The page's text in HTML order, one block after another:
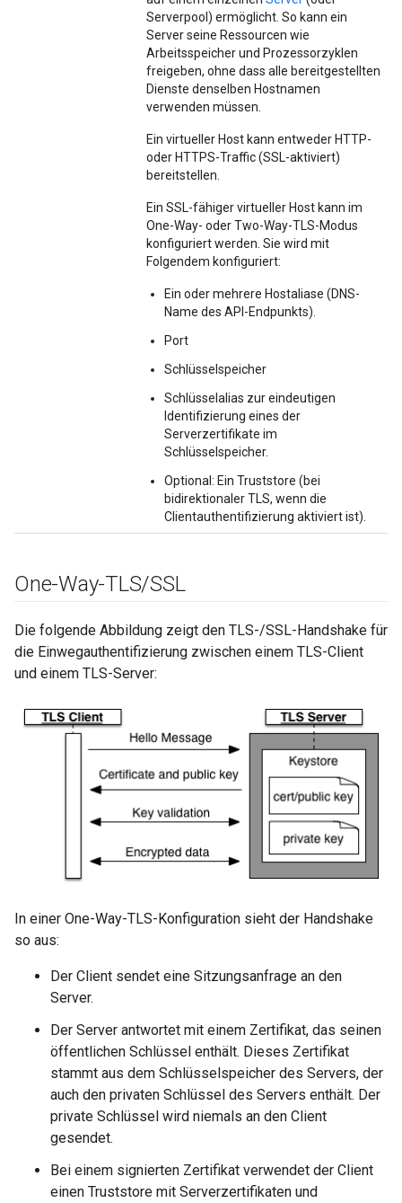
Serverpool) ermöglicht. So kann ein
Server seine Ressourcen wie
Arbeitsspeicher und Prozessorzyklen
freigeben, ohne dass alle bereitgestellten
Dienste denselben Hostnamen
verwenden müssen.
Ein virtueller Host kann entweder HTTP-
oder HTTPS-Traffic (SSL-aktiviert)
bereitstellen.
Ein SSL-fähiger virtueller Host kann im
One-Way- oder Two-Way-TLS-Modus
konfiguriert werden. Sie wird mit
Folgendem konfiguriert:
Ein oder mehrere Hostaliase (DNS-
Name des API-Endpunkts).
Port
Schlüsselspeicher
Schlüsselalias zur eindeutigen
Identifizierung eines der
Serverzertifikate im
Schlüsselspeicher.
Optional: Ein Truststore (bei
bidirektionaler TLS, wenn die
Clientauthentifizierung aktiviert ist).
One-Way-TLS/SSL
Die folgende Abbildung zeigt den TLS-/SSL-Handshake für
die Einwegauthentifizierung zwischen einem TLS-Client
und einem TLS-Server:
In einer One-Way-TLS-Konfiguration sieht der Handshake
so aus:
Der Client sendet eine Sitzungsanfrage an den
Server.
Der Server antwortet mit einem Zertifikat, das seinen
öffentlichen Schlüssel enthält. Dieses Zertifikat
stammt aus dem Schlüsselspeicher des Servers, der
auch den privaten Schlüssel des Servers enthält. Der
private Schlüssel wird niemals an den Client
gesendet.
Bei einem signierten Zertifikat verwendet der Client
einen Truststore mit Serverzertifikaten und